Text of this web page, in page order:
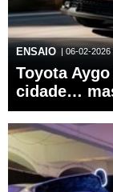
ENSAIO | 06-02-2026
Toyota
cidade…